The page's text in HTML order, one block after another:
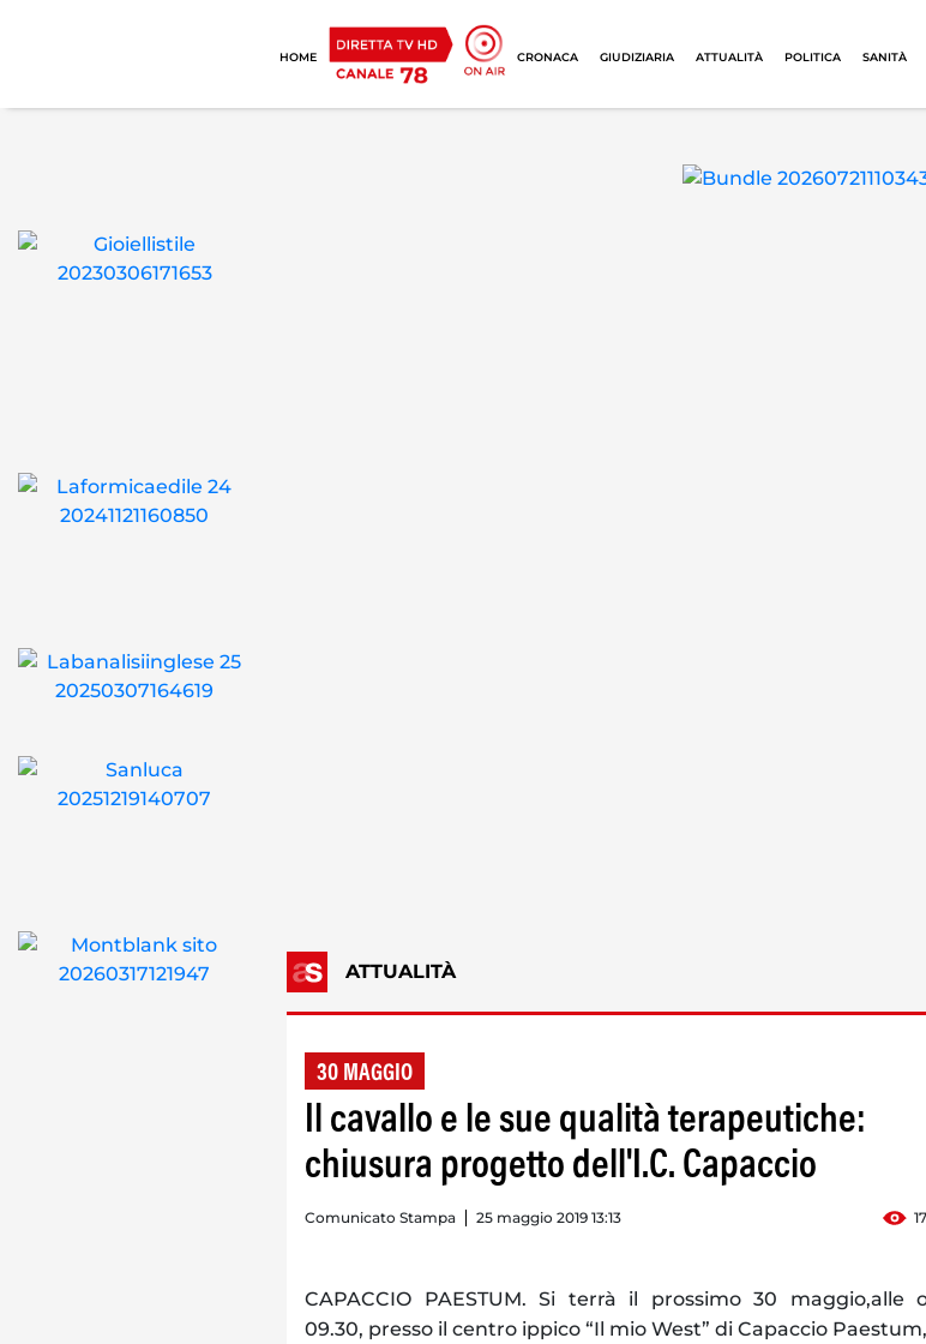
HOME CRONACA GIUDIZIARIA ATTUALITÀ POLITICA SANITÀ
ATTUALITÀ
30 MAGGIO
Il cavallo e le sue qualità terapeutiche:
chiusura progetto dell'I.C. Capaccio
Comunicato Stampa 25 maggio 2019 13:13
CAPACCIO PAESTUM. Si terrà il prossimo 30 maggio,alle
09.30, presso il centro ippico “Il mio West” di Capaccio